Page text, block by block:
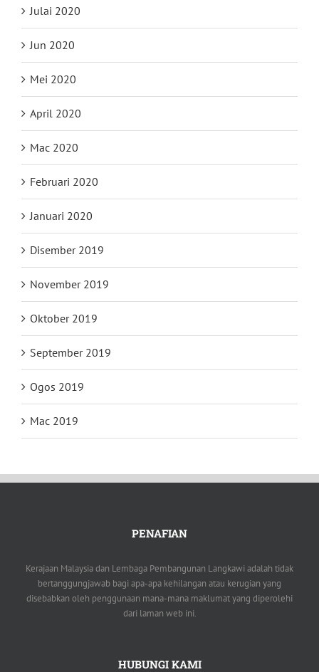
Julai 2020
Jun 2020
Mei 2020
April 2020
Mac 2020
Februari 2020
Januari 2020
Disember 2019
November 2019
Oktober 2019
September 2019
Ogos 2019
Mac 2019
PENAFIAN
Kerajaan Malaysia dan Lembaga Pembangunan Langkawi adalah tidak
bertanggungjawab bagi apa-apa kehilangan atau kerugian yang
disebabkan oleh penggunaan mana-mana maklumat yang diperolehi
dari laman web ini.
HUBUNGI KAMI